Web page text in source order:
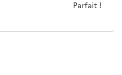
Parfait !